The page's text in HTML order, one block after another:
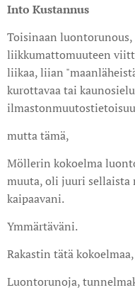
Into Kustannus
Toisinaan
liikkumattomuuteen
liikaa, liian
kurottavaa tai
mutta tämä,
Möllerin kokoelma
muuta, oli juuri
kaipaavani.
Ymmärtäväni.
Rakastin tätä
Luontorunoja,